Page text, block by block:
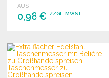
Schlüsselanhänger. In
Einzelverpackung.
AUS
0,98 € ZZGL. MWST.
Angebot anfordern